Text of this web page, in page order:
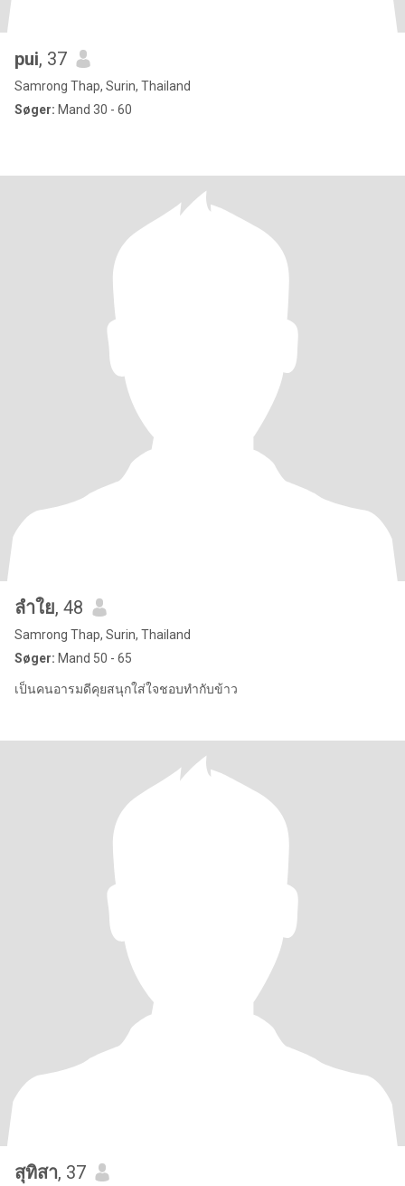
pui, 37
Samrong Thap, Surin, Thailand
Søger: Mand 30 - 60
ลําใย, 48
Samrong Thap, Surin, Thailand
Søger: Mand 50 - 65
เป็นคนอารมดีคุยสนุกใส่ใจชอบทำกับข้าว
สุทิสา, 37